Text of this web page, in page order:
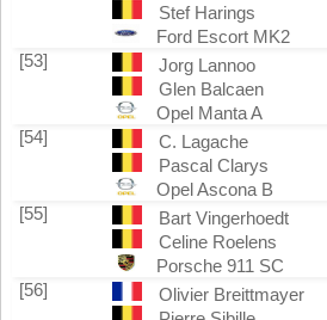
Stef Harings
Ford Escort MK2
[53]
Jorg Lannoo
Glen Balcaen
Opel Manta A
[54]
C. Lagache
Pascal Clarys
Opel Ascona B
[55]
Bart Vingerhoedt
Celine Roelens
Porsche 911 SC
[56]
Olivier Breittmayer